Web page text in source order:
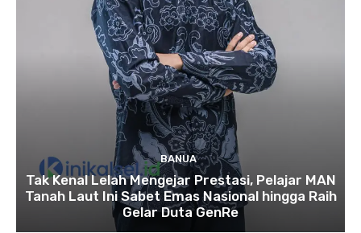
BANUA
Tak Kenal Lelah Mengejar Prestasi, Pelajar MAN
Tanah Laut Ini Sabet Emas Nasional hingga Raih
Gelar Duta GenRe